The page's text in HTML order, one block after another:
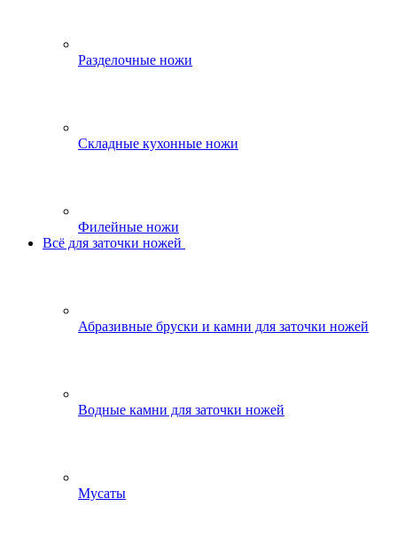
Разделочные ножи
Складные кухонные ножи
Филейные ножи
Всё для заточки ножей
Абразивные бруски и камни для заточки ножей
Водные камни для заточки ножей
Мусаты